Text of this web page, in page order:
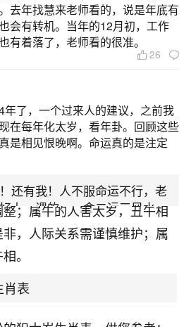
，形成“火旺焚天”格局。值、
5个生肖
五个生肖是属马、属鼠、属
中，属马的人值太岁兼刑太
绪易波动，健康需特别留
，子午相冲带来剧烈变动，事
；属牛的人害太岁，丑午相
，人际关系需谨慎维护；属
。
肖表
去年找慧来老师看的，说是年底有
会有转机。当年的12月初，工作
有着落了，老师看的很准。
26
年了，一个过来人的建议，之前我
在每年化太岁，看年卦。回顾这些
是相见恨晚啊。命运真的是注定
还有我！人不服命运不行，老
上一课的。一命二运三风水，
！
是每年找老师化太岁，看年
了，都是缘分啊！